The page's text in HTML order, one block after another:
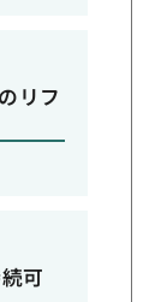
リフ
可